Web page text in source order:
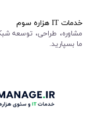
خدمات IT هزاره سوم
مشاوره، طراحی، توسعه
ما بسپارید.